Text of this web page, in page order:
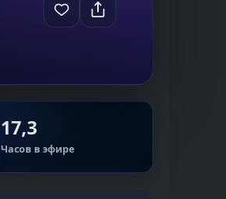
17,3
Часов в эфире